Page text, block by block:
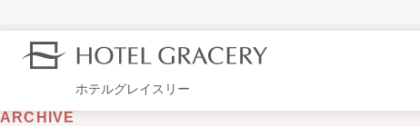
ホテルグレイスリー
ARCHIVE